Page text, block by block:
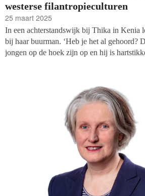
westerse filantropieculturen
25 maart 2025
In een achterstandswijk bij Thika in Kenia
bij haar buurman. ‘Heb je het al gehoord?
jongen op de hoek zijn op en hij is
crowdfunding opzetten. Iemand uit de
nog medicatie over heeft. In Kenia is een